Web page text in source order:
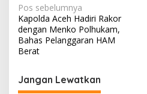
N
a
v
i
g
Pos sebelumnya
Kapolda Aceh Hadiri Rakor
dengan Menko Polhukam,
Bahas Pelanggaran HAM
Berat
Jangan Lewatkan